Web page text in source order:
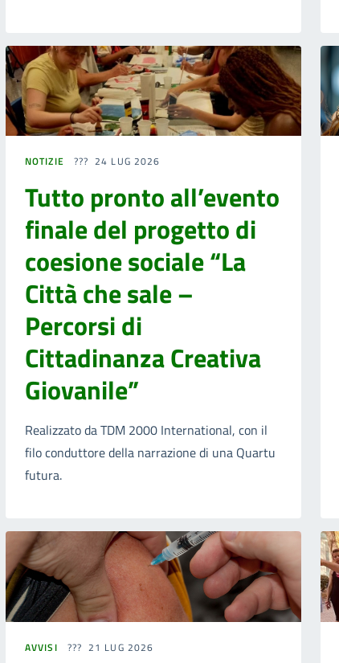
NOTIZIE 24 LUG 2026
Tutto pronto all’evento
finale del progetto di
coesione sociale “La
Città che sale –
Percorsi di
Cittadinanza Creativa
Giovanile”
Realizzato da TDM 2000 International, con il
filo conduttore della narrazione di una Quartu
futura.
AVVISI 21 LUG 2026